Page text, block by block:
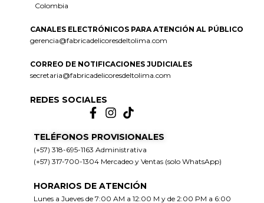
Colombia
CANALES ELECTRÓNICOS PARA ATENCIÓN AL PÚBLICO
gerencia@fabricadelicoresdeltolima.com
CORREO DE NOTIFICACIONES JUDICIALES
secretaria@fabricadelicoresdeltolima.com
REDES SOCIALES
TELÉFONOS PROVISIONALES
(+57) 318-695-1163 Administrativa
(+57) 317-700-1304 Mercadeo y Ventas (solo WhatsApp)
HORARIOS DE ATENCIÓN
Lunes a Jueves de 7:00 AM a 12:00 M y de 2:00 PM a 6:00